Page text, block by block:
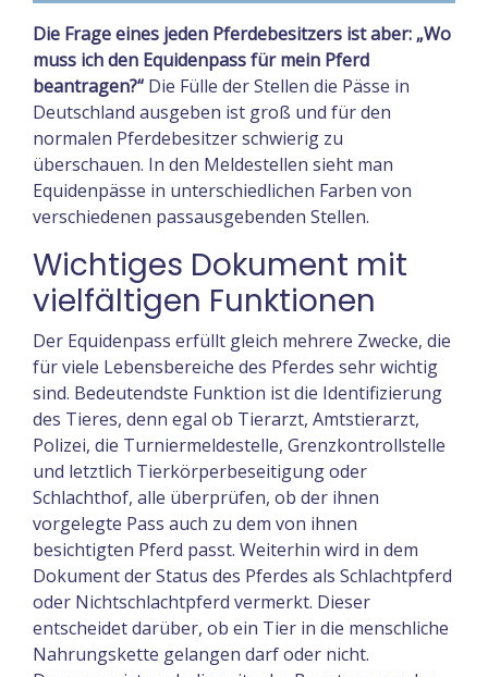
Die Frage eines jeden Pferdebesitzers ist aber: „Wo
muss ich den Equidenpass für mein Pferd
beantragen?“ Die Fülle der Stellen die Pässe in
Deutschland ausgeben ist groß und für den
normalen Pferdebesitzer schwierig zu
überschauen. In den Meldestellen sieht man
Equidenpässe in unterschiedlichen Farben von
verschiedenen passausgebenden Stellen.
Wichtiges Dokument mit
vielfältigen Funktionen
Der Equidenpass erfüllt gleich mehrere Zwecke, die
für viele Lebensbereiche des Pferdes sehr wichtig
sind. Bedeutendste Funktion ist die Identifizierung
des Tieres, denn egal ob Tierarzt, Amtstierarzt,
Polizei, die Turniermeldestelle, Grenzkontrollstelle
und letztlich Tierkörperbeseitigung oder
Schlachthof, alle überprüfen, ob der ihnen
vorgelegte Pass auch zu dem von ihnen
besichtigten Pferd passt. Weiterhin wird in dem
Dokument der Status des Pferdes als Schlachtpferd
oder Nichtschlachtpferd vermerkt. Dieser
entscheidet darüber, ob ein Tier in die menschliche
Nahrungskette gelangen darf oder nicht.